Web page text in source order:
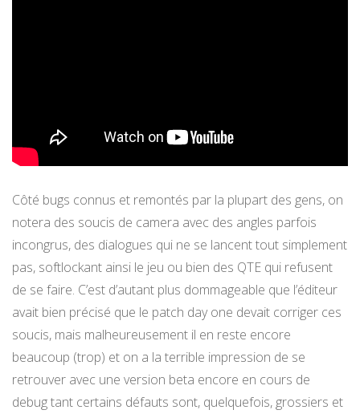
Côté bugs connus et remontés par la plupart des gens, on
notera des soucis de camera avec des angles parfois
incongrus, des dialogues qui ne se lancent tout simplement
pas, softlockant ainsi le jeu ou bien des QTE qui refusent
de se faire. C’est d’autant plus dommageable que l’éditeur
avait bien précisé que le patch day one devait corriger ces
soucis, mais malheureusement il en reste encore
beaucoup (trop) et on a la terrible impression de se
retrouver avec une version beta encore en cours de
debug tant certains défauts sont, quelquefois, grossiers et